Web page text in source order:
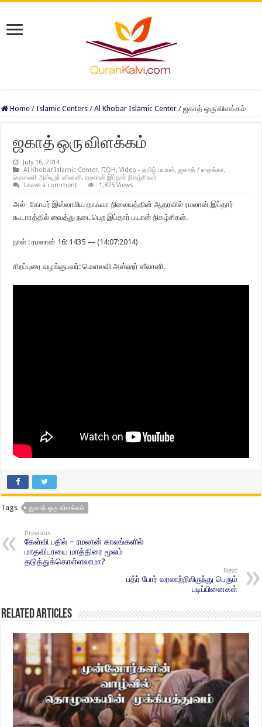
Home / Islamic Centers / Al Khobar Islamic Center / ஜகாத் ஒரு விளக்கம்
ஜகாத் ஒரு விளக்கம்
July 16, 2014
Al Khobar Islamic Center, FIQH,Video - தமிழ் பயான்,ஜகாத் / ஸதக்கா,
மௌலவி அஸ்ஹர் ஸீலானி,ரமலான் இப்தார் நிகழ்சிகள்
Leave a comment
1,875 Views
அல்- கோபர் இஸ்லாமிய தாஃவா நிலையத்தின் ஆதரவில் ரமலான் இப்தார்
கூடாரத்தில் வைத்து நடைபெற இப்தார் பயான் நிகழ்சிகள்.
நாள் : ரமலான் 16: 1435 — (14:07:2014)
சிறப்புரை வழங்குபவர்: மௌலவி அஸ்ஹர் ஸீலானி.
Tags ஜகாத் ஒரு விளக்கம்
Previous
கேள்வி பதில் – ரமலான் காலங்களில்
மாதவிடாயை மாத்திரை மூலம்
தடுத்துக்கொள்ளலாமா?
Next
பத்ர் போர் வரலாற்றிலிருந்து பெரும்
படிப்பினைகள்
Related Articles